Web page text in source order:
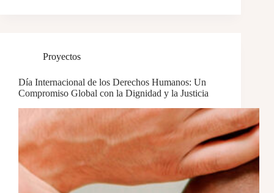
Proyectos
Día Internacional de los Derechos Humanos: Un
Compromiso Global con la Dignidad y la Justicia